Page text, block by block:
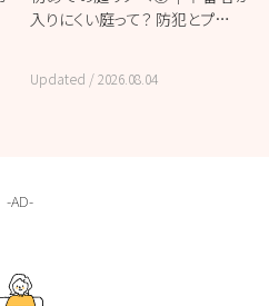
入りにくい庭って？ 防犯とプ…
Updated /2026.08.04